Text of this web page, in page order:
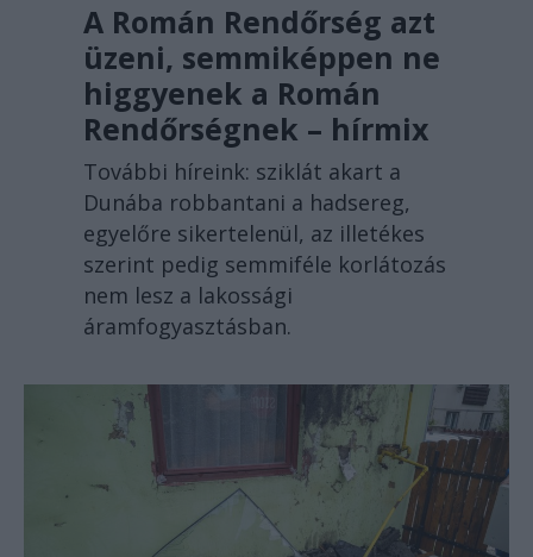
A Román Rendőrség azt
üzeni, semmiképpen ne
higgyenek a Román
Rendőrségnek – hírmix
További híreink: sziklát akart a
Dunába robbantani a hadsereg,
egyelőre sikertelenül, az illetékes
szerint pedig semmiféle korlátozás
nem lesz a lakossági
áramfogyasztásban.